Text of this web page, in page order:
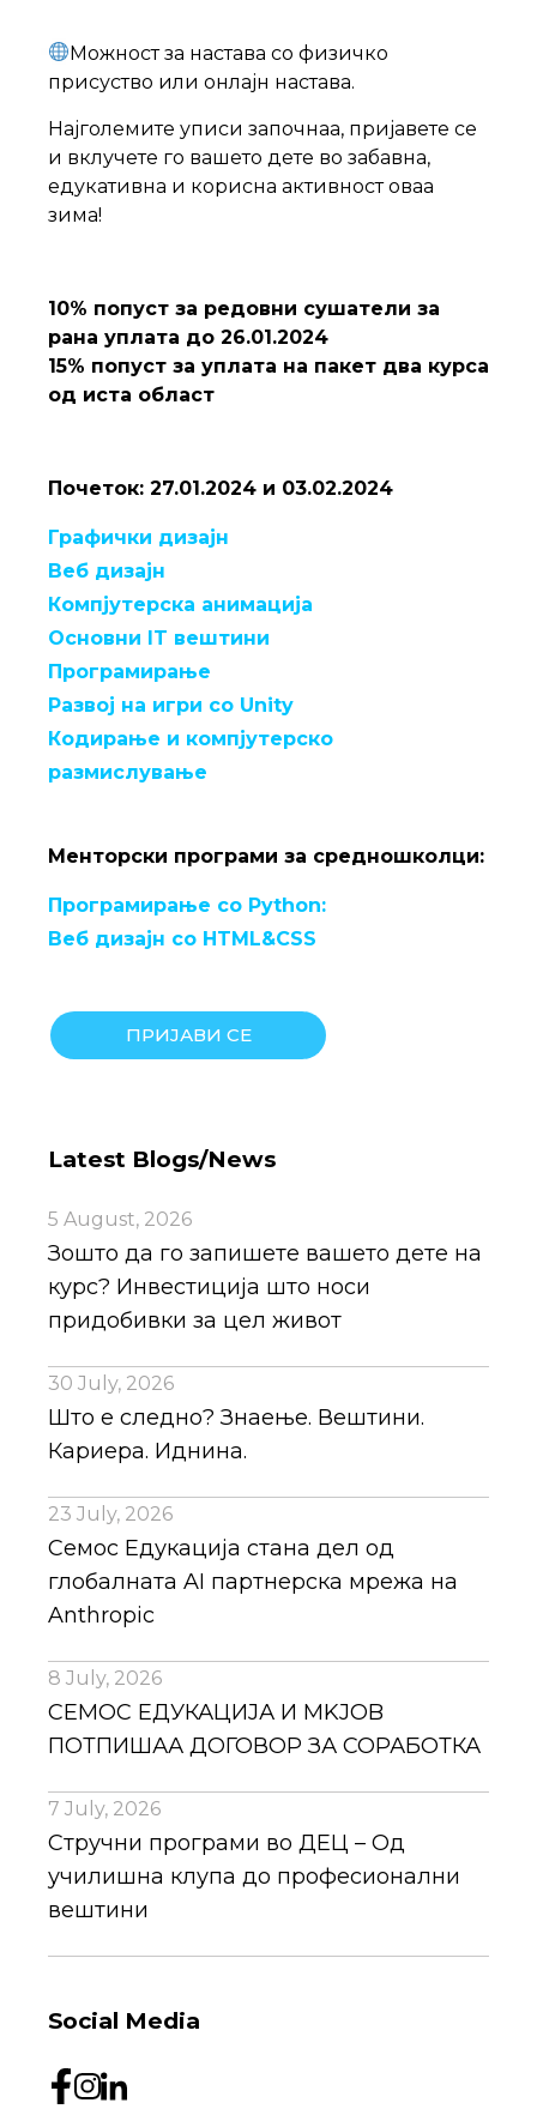
Можност за настава со физичко
присуство или онлајн настава.
Најголемите уписи започнаа, пријавете се
и вклучете го вашето дете во забавна,
едукативна и корисна активност оваа
зима!
10% попуст за редовни сушатели за
рана уплата до 26.01.2024
15% попуст за уплата на пакет два курса
од иста област
Почеток: 27.01.2024 и 03.02.2024
Графички дизајн
Веб дизајн
Компјутерска анимација
Основни IT вештини
Програмирање
Развој на игри со Unity
Кодирање и компјутерско
размислување
Менторски програми за средношколци:
Програмирање со Python:
Веб дизајн со HTML&CSS
ПРИЈАВИ СЕ
Latest Blogs/News
5 August, 2026
Зошто да го запишете вашето дете на
курс? Инвестиција што носи
придобивки за цел живот
30 July, 2026
Што е следно? Знаење. Вештини.
Кариера. Иднина.
23 July, 2026
Семос Едукација стана дел од
глобалната AI партнерска мрежа на
Anthropic
8 July, 2026
СЕМОС ЕДУКАЦИЈА И MKJOB
ПОТПИШАА ДОГОВОР ЗА СОРАБОТКА
7 July, 2026
Стручни програми во ДЕЦ – Од
училишна клупа до професионални
вештини
Social Media